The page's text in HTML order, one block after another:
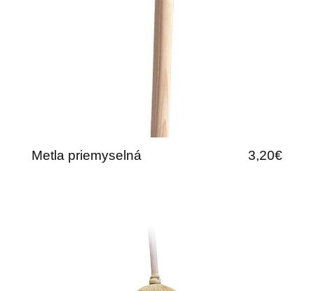
Metla priemyselná 3,20€